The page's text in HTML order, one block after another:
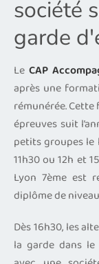
société
garde
Le CAP
après une
rémunérée.
épreuves suit
petits groupes le
11h30 ou 12h et
Lyon 7ème est
diplôme de
Dès 16h30, les
la garde dans le